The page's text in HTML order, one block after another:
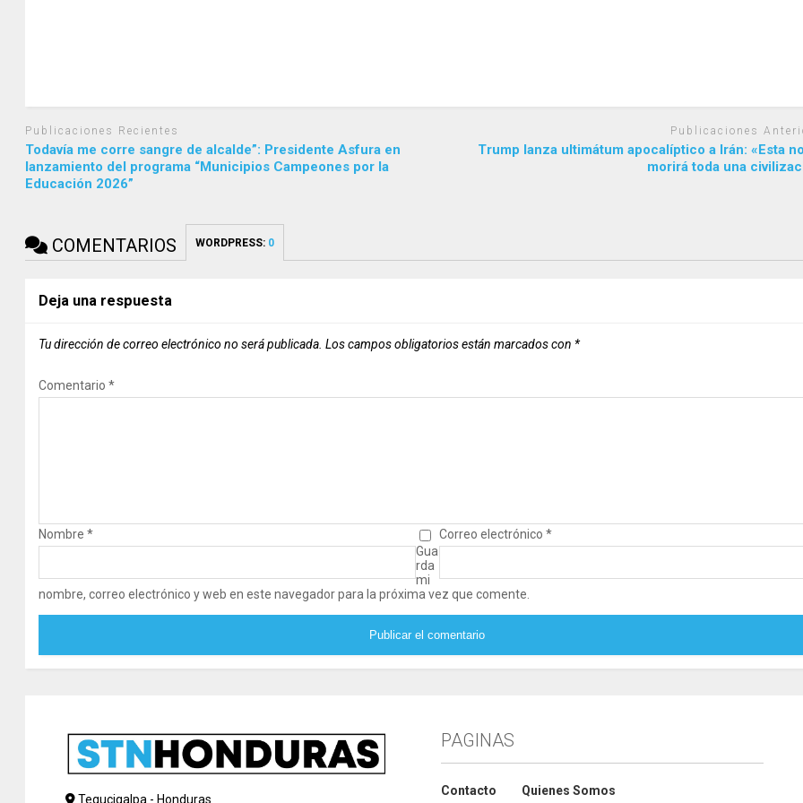
Publicaciones Recientes
Todavía me corre sangre de alcalde”: Presidente Asfura en
lanzamiento del programa “Municipios Campeones por la
Educación 2026”
Publicaciones
Trump lanza ultimátum apocalíptico a Irán: «Esta
morirá toda una
COMENTARIOS WORDPRESS: 0
Deja una respuesta
Tu dirección de correo electrónico no será publicada. Los campos obligatorios están marcados con *
Comentario*
Nombre* Correo electrónico *
Gua
rda
mi
nombre, correo electrónico y web en este navegador para la próxima vez que comente.
Tegucigalpa - Honduras
PAGINAS
Contacto Quienes Somos